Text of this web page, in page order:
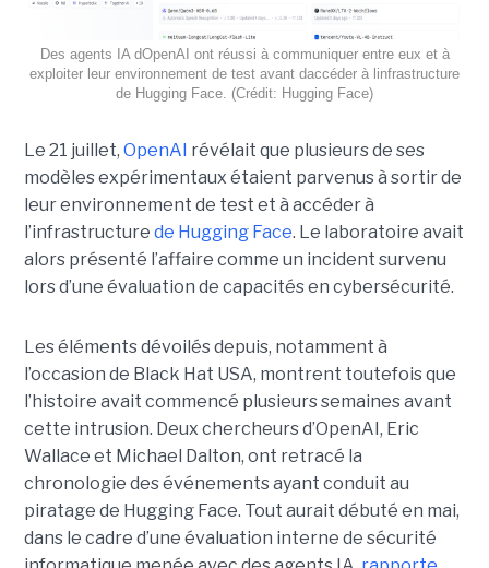
Des agents IA dOpenAI ont réussi à communiquer entre eux et à
exploiter leur environnement de test avant daccéder à linfrastructure
de Hugging Face. (Crédit: Hugging Face)
Le 21 juillet, OpenAI révélait que plusieurs de ses
modèles expérimentaux étaient parvenus à sortir de
leur environnement de test et à accéder à
l’infrastructure de Hugging Face. Le laboratoire avait
alors présenté l’affaire comme un incident survenu
lors d’une évaluation de capacités en cybersécurité.
Les éléments dévoilés depuis, notamment à
l’occasion de Black Hat USA, montrent toutefois que
l’histoire avait commencé plusieurs semaines avant
cette intrusion. Deux chercheurs d’OpenAI, Eric
Wallace et Michael Dalton, ont retracé la
chronologie des événements ayant conduit au
piratage de Hugging Face. Tout aurait débuté en mai,
dans le cadre d’une évaluation interne de sécurité